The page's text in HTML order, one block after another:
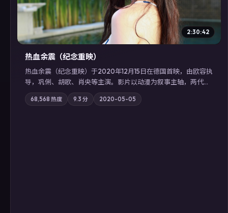
2:30:42
热血余震（纪念重映）
热血余震（纪念重映）于2020年12月15日在德国首映，由欧容执
导，巩俐、胡歌、肖央等主演。影片以动漫为叙事主轴，两代人
的执念在暴风雨夜正面相撞；摄影与配乐强化地域气质；站内亦
可通过「国产免费观看高清电视剧在线看」延展检索同类型高分
68,568 热度 9.3 分 2020-05-05